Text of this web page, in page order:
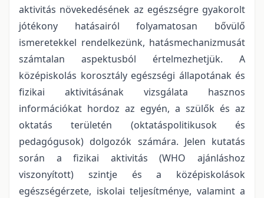
aktivitás növekedésének az egészségre gyakorolt
jótékony hatásairól folyamatosan bővülő
ismeretekkel rendelkezünk, hatásmechanizmusát
számtalan aspektusból értelmezhetjük. A
középiskolás korosztály egészségi állapotának és
fizikai aktivitásának vizsgálata hasznos
információkat hordoz az egyén, a szülők és az
oktatás területén (oktatáspolitikusok és
pedagógusok) dolgozók számára. Jelen kutatás
során a fizikai aktivitás (WHO ajánláshoz
viszonyított) szintje és a középiskolások
egészségérzete, iskolai teljesítménye, valamint a